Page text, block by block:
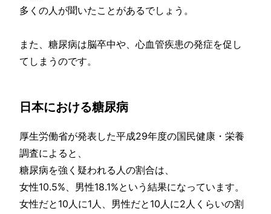
多くの人が聞いたことがあるでしょう。
また、糖尿病は脳卒中や、心血管疾患の発症を促し
てしまうのです。
日本における糖尿病
厚生労働省が発表した平成29年度の国民健康・栄養
調査によると、
糖尿病を強く疑われる人の割合は、
女性10.5%、男性18.1%という結果になっています。
女性だと10人に1人、男性だと10人に2人くらいの割